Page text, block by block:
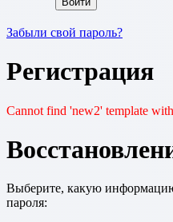
Забыли свой пароль?
Регистрация
Cannot find 'new2' template
Выберите, какую
пароля: